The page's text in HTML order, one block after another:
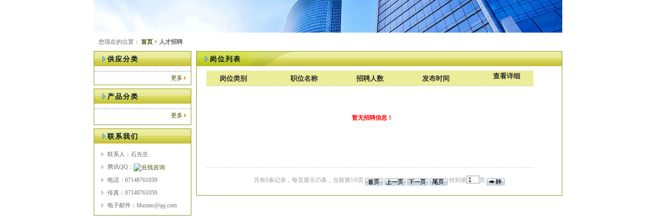
您现在的位置： 首页 > 人才招聘
供应分类
更多
产品分类
更多
联系我们
联系人：石先生
腾讯QQ：
电话：07148761059
传真：07148761059
电子邮件：hbzzmc@qq.com
岗位列表
岗位类别 职位名称 招聘人数 发布时间 查看详细
暂无招聘信息！
共有0条记录，每页显示25条，当前第1/0页 转到第 页